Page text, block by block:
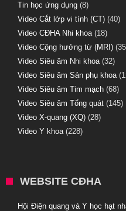
Tin học ứng dụng (8)
Video Cắt lớp vi tính (CT) (40)
Video CĐHA Nhi khoa(18)
Video Cộng hưởng từ (MRI)
Video Siêu âm Nhi khoa(32)
Video Siêu âm Sản phụ khoa
Video Siêu âm Tim mạch (68)
Video Siêu âm Tổng quát (145)
Video X-quang (XQ) (28)
Video Y khoa(228)
WEBSITE CĐHA
Hội Điện quang và Y học hạt